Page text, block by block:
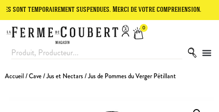
suspendues. Merci de votre compréhension. Le site
0
Accueil /Cave/Jus et Nectars/ Jus de Pommes du Verger Pétillant